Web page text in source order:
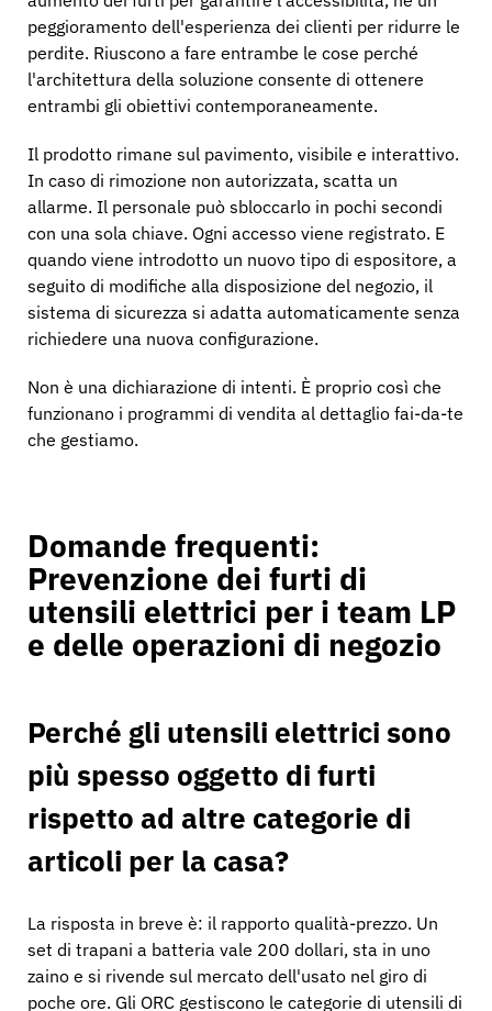
peggioramento dell'esperienza dei clienti per ridurre le
perdite. Riuscono a fare entrambe le cose perché
l'architettura della soluzione consente di ottenere
entrambi gli obiettivi contemporaneamente.
Il prodotto rimane sul pavimento, visibile e interattivo.
In caso di rimozione non autorizzata, scatta un
allarme. Il personale può sbloccarlo in pochi secondi
con una sola chiave. Ogni accesso viene registrato. E
quando viene introdotto un nuovo tipo di espositore, a
seguito di modifiche alla disposizione del negozio, il
sistema di sicurezza si adatta automaticamente senza
richiedere una nuova configurazione.
Non è una dichiarazione di intenti. È proprio così che
funzionano i programmi di vendita al dettaglio fai-da-te
che gestiamo.
Domande frequenti:
Prevenzione dei furti di
utensili elettrici per i team LP
e delle operazioni di negozio
Perché gli utensili elettrici sono
più spesso oggetto di furti
rispetto ad altre categorie di
articoli per la casa?
La risposta in breve è: il rapporto qualità-prezzo. Un
set di trapani a batteria vale 200 dollari, sta in uno
zaino e si rivende sul mercato dell'usato nel giro di
poche ore. Gli ORC gestiscono le categorie di utensili di